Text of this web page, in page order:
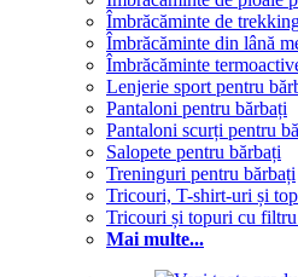
Îmbrăcăminte de
Îmbrăcăminte din lână
Îmbrăcăminte
Lenjerie sport pentru
Pantaloni pentru bărbați
Pantaloni scurți pentru
Salopete pentru bărbați
Treninguri pentru bărbați
Tricouri, T-shirt-uri și
Tricouri și topuri cu
Mai multe...